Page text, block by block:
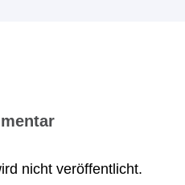
nicht veröffentlicht.